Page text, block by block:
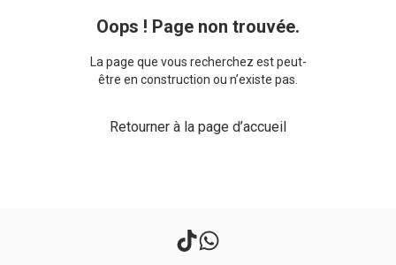
Oops ! Page non trouvée.
La page que vous recherchez est peut-
être en construction ou n’existe pas.
Retourner à la page d’accueil